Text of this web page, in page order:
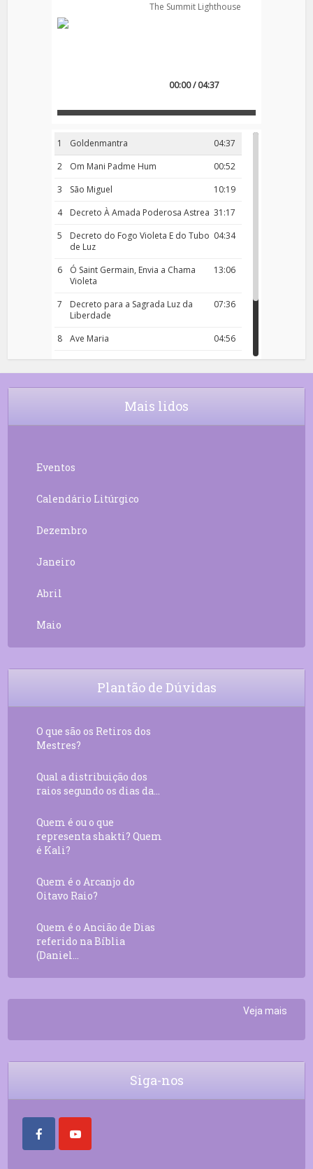
The Summit Lighthouse
00:00 / 04:37
1 04:37
Goldenmantra
2
00:52
Om Mani Padme Hum
3
10:19
São Miguel
4
31:17
Decreto À Amada Poderosa Astrea
5
04:34
Decreto do Fogo Violeta E do Tubo
de Luz
6
13:06
Ó Saint Germain, Envia a Chama
Violeta
7
07:36
Decreto para a Sagrada Luz da
Liberdade
8
04:56
Ave Maria
9
18:00
Rosário da Criança
10
04:43
Decreto 50.03 – Diante da Vossa
Mais lidos
Eventos
Calendário Litúrgico
Dezembro
Janeiro
Abril
Maio
Plantão de Dúvidas
O que são os Retiros dos
Mestres?
Qual a distribuição dos
raios segundo os dias da...
Quem é ou o que
representa shakti? Quem
é Kali?
Quem é o Arcanjo do
Oitavo Raio?
Quem é o Ancião de Dias
referido na Bíblia
(Daniel...
Veja mais
Siga-nos